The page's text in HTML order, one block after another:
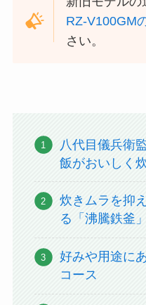
RZ-V100GM
さい。
八代目儀兵衛
飯がおいしく
炊きムラを抑
る「沸騰鉄釜」
好みや用途に
コース